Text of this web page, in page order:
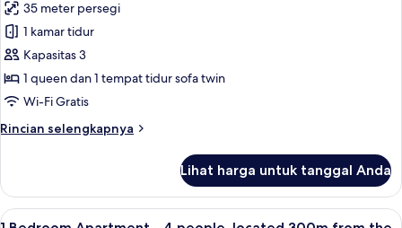
chambre,
located
300m
from
the
untuk
Appartement
Terrasse
-
1
chambre,
located
from
the
hotel
35 meter persegi
1 kamar tidur
Kapasitas 3
1 queen dan 1 tempat tidur sofa twin
Wi-Fi Gratis
Rincian selengkapnya
Rincian
Appartement
Terrasse
-
Lihat harga untuk tanggal Anda
Lihat
1 Bedroom Apartment - 4 people,
15